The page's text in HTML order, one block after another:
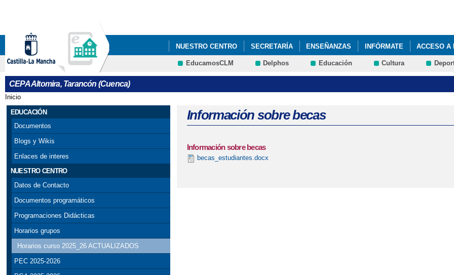
NUESTRO CENTRO SECRETARÍA ENSEÑANZAS INFÓRMATE ACCESO A
GARANTÍA JUVENIL DE FP BÁSICA DE ACTIVIDADES AUXILIARES DE AGRICULTURA.
EducamosCLM Delphos Educación Cultura
CEPA Altomira, Tarancón (Cuenca)
Se encuentra usted aquí
Inicio
EDUCACIÓN
Documentos
Blogs y Wikis
Enlaces de interes
NUESTRO CENTRO
Datos de Contacto
Documentos programáticos
Programaciones Didácticas
Horarios grupos
Horarios curso 2025_26 ACTUALIZADOS
PEC 2025-2026
Información sobre becas
Información sobre becas
becas_estudiantes.docx